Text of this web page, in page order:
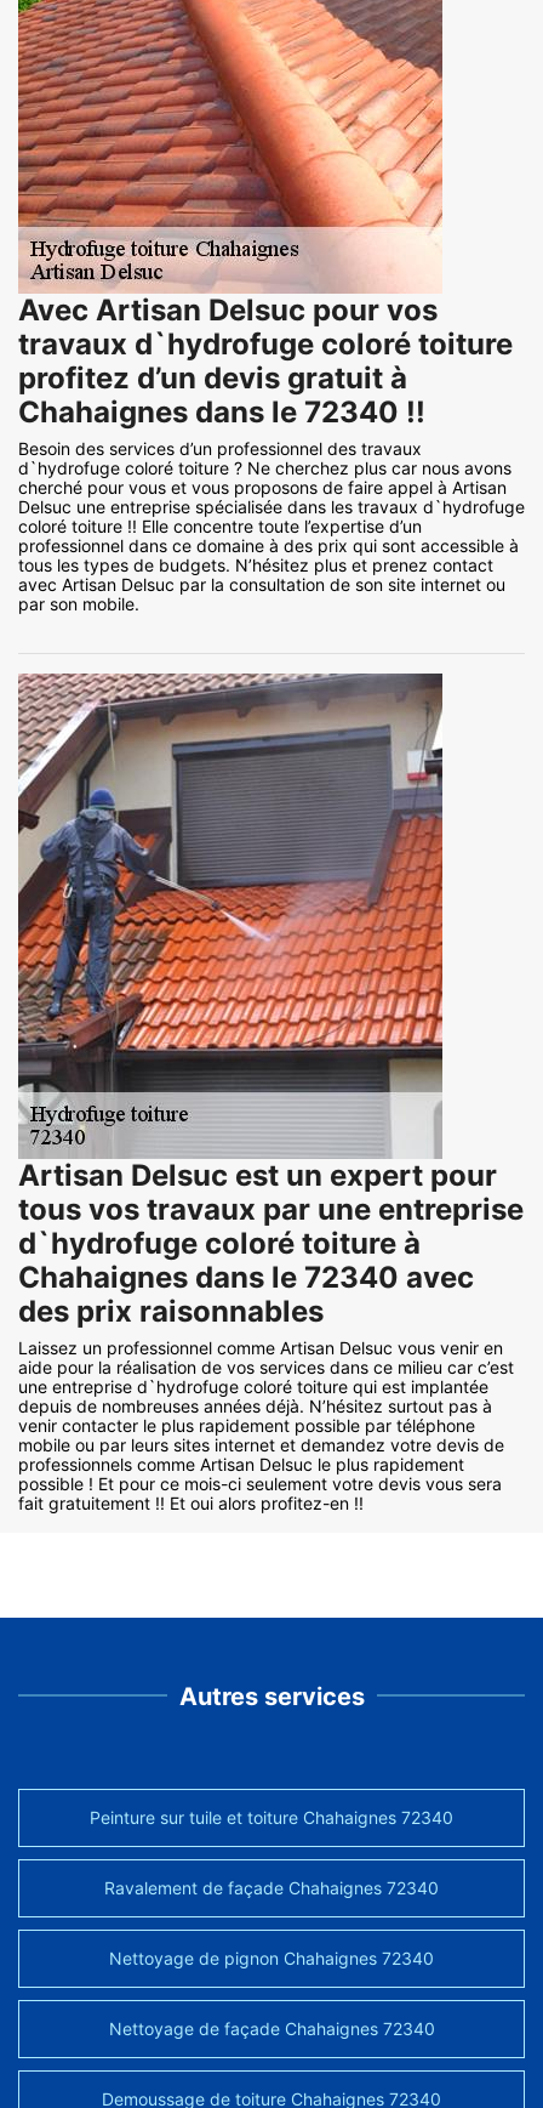
Avec Artisan Delsuc pour vos
travaux d`hydrofuge coloré toiture
profitez d’un devis gratuit à
Chahaignes dans le 72340 !!
Besoin des services d’un professionnel des travaux
d`hydrofuge coloré toiture ? Ne cherchez plus car nous avons
cherché pour vous et vous proposons de faire appel à Artisan
Delsuc une entreprise spécialisée dans les travaux d`hydrofuge
coloré toiture !! Elle concentre toute l’expertise d’un
professionnel dans ce domaine à des prix qui sont accessible à
tous les types de budgets. N’hésitez plus et prenez contact
avec Artisan Delsuc par la consultation de son site internet ou
par son mobile.
Artisan Delsuc est un expert pour
tous vos travaux par une entreprise
d`hydrofuge coloré toiture à
Chahaignes dans le 72340 avec
des prix raisonnables
Laissez un professionnel comme Artisan Delsuc vous venir en
aide pour la réalisation de vos services dans ce milieu car c’est
une entreprise d`hydrofuge coloré toiture qui est implantée
depuis de nombreuses années déjà. N’hésitez surtout pas à
venir contacter le plus rapidement possible par téléphone
mobile ou par leurs sites internet et demandez votre devis de
professionnels comme Artisan Delsuc le plus rapidement
possible ! Et pour ce mois-ci seulement votre devis vous sera
fait gratuitement !! Et oui alors profitez-en !!
Autres services
Peinture sur tuile et toiture Chahaignes 72340
Ravalement de façade Chahaignes 72340
Nettoyage de pignon Chahaignes 72340
Nettoyage de façade Chahaignes 72340
Demoussage de toiture Chahaignes 72340